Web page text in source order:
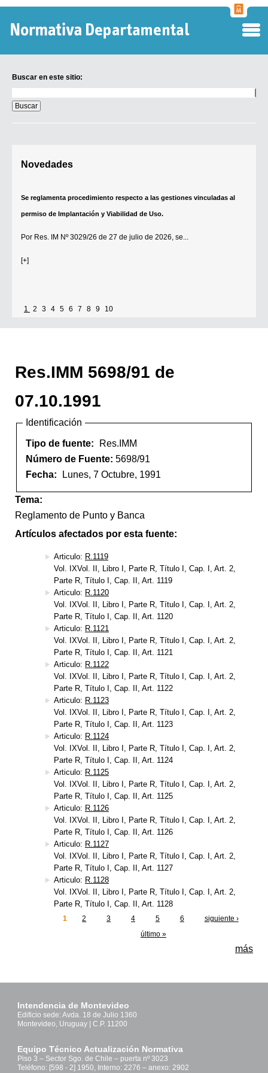
Buscar en este sitio:
en
este
sitio:
Novedades
Se reglamenta procedimiento respecto a las gestiones vinculadas al
permiso de Implantación y Viabilidad de Uso.
Por Res. IM Nº 3029/26 de 27 de julio de 2026, se...
[+]
1 2 3 4 5 6 7 8 9 10
Res.IMM 5698/91 de
07.10.1991
Identificación
Tipo de fuente:
Res.IMM
Número de Fuente: 5698/91
Fecha:
Lunes, 7 Octubre, 1991
Tema:
Reglamento de Punto y Banca
Artículos afectados por esta fuente:
Articulo: R.1119
Vol. IXVol. II, Libro I, Parte R, Título I, Cap. I, Art. 2,
Parte R, Título I, Cap. II, Art. 1119
Articulo: R.1120
Vol. IXVol. II, Libro I, Parte R, Título I, Cap. I, Art. 2,
Parte R, Título I, Cap. II, Art. 1120
Articulo: R.1121
Vol. IXVol. II, Libro I, Parte R, Título I, Cap. I, Art. 2,
Parte R, Título I, Cap. II, Art. 1121
Articulo: R.1122
Vol. IXVol. II, Libro I, Parte R, Título I, Cap. I, Art. 2,
Parte R, Título I, Cap. II, Art. 1122
Articulo: R.1123
Vol. IXVol. II, Libro I, Parte R, Título I, Cap. I, Art. 2,
Parte R, Título I, Cap. II, Art. 1123
Articulo: R.1124
Vol. IXVol. II, Libro I, Parte R, Título I, Cap. I, Art. 2,
Parte R, Título I, Cap. II, Art. 1124
Articulo: R.1125
Vol. IXVol. II, Libro I, Parte R, Título I, Cap. I, Art. 2,
Parte R, Título I, Cap. II, Art. 1125
Articulo: R.1126
Vol. IXVol. II, Libro I, Parte R, Título I, Cap. I, Art. 2,
Parte R, Título I, Cap. II, Art. 1126
Articulo: R.1127
Vol. IXVol. II, Libro I, Parte R, Título I, Cap. I, Art. 2,
Parte R, Título I, Cap. II, Art. 1127
Articulo: R.1128
Vol. IXVol. II, Libro I, Parte R, Título I, Cap. I, Art. 2,
Parte R, Título I, Cap. II, Art. 1128
1 2 3 4 5 6
siguiente ›
último »
más
Intendencia de Montevideo
Edificio sede: Avda. 18 de Julio 1360
Montevideo, Uruguay | C.P. 11200
Equipo Técnico Actualización Normativa
Piso 3 – Sector Sgo. de Chile – puerta nº 3023
Teléfono: [598 - 2] 1950, Interno: 2276 – anexo: 2902